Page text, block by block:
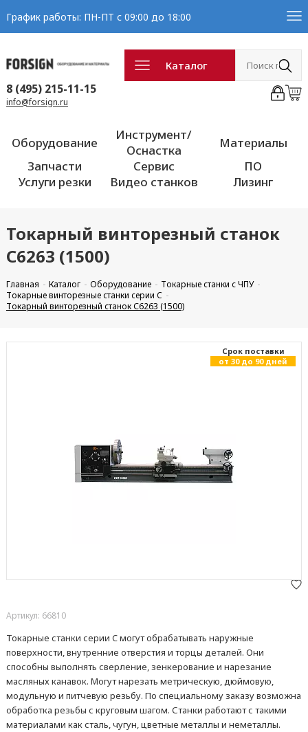
График работы: ПН-ПТ с 09:00 до 18:00
Каталог
8 (495) 215-11-15
info@forsign.ru
Оборудование
Инструмент/
Оснастка
Материалы
Запчасти
Сервис
ПО
Услуги резки
Видео станков Лизинг
Токарный винторезный станок
С6263 (1500)
Главная Каталог Оборудование
Токарные станки с ЧПУ
Токарные винторезные станки серии C
Токарный винторезный станок С6263 (1500)
Cрок поставки
от 30 до 90 дней
Артикул: 66810
Токарные станки серии C могут обрабатывать наружные
поверхности, внутренние отверстия и торцы деталей. Они
способны выполнять сверление, зенкерование и нарезание
масляных канавок. Могут нарезать метрическую, дюймовую,
модульную и питчевую резьбу. По специальному заказу возможна
обработка резьбы с круговым шагом. Станки работают с такими
материалами как сталь, чугун, цветные металлы и неметаллы.